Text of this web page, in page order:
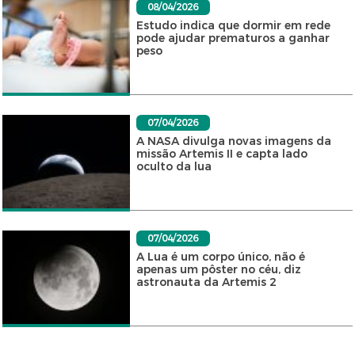
08/04/2026
Estudo indica que dormir em rede
pode ajudar prematuros a ganhar
peso
07/04/2026
A NASA divulga novas imagens da
missão Artemis II e capta lado
oculto da lua
07/04/2026
A Lua é um corpo único, não é
apenas um pôster no céu, diz
astronauta da Artemis 2